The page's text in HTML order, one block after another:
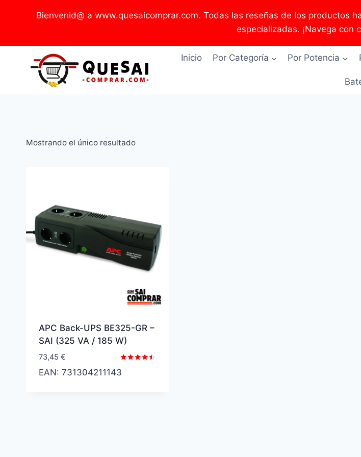
Bienvenid@ a www.quesaicomprar.com. Todas las reseñas de los
especializadas. ¡Navega con
Inicio Por Categoría Por Potencia
Mostrando el único resultado
APC Back-UPS BE325-GR –
SAI (325 VA / 185 W)
Valorado
con
73,45 €
EAN: 731304211143